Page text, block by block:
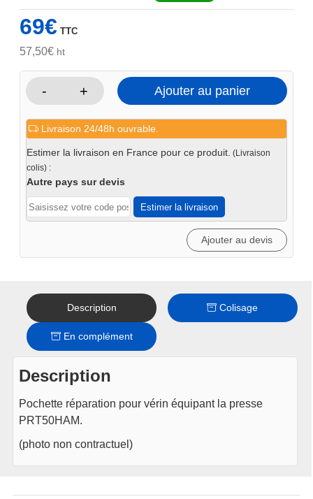
69€ TTC
57,50€ht
-
quantité
Pochette
réparation
presse
PRT50HAM
+ Ajouter au panier
Livraison 24/48h ouvrable.
Estimer la livraison en France pour ce produit. (Livraison
colis) :
Autre pays sur devis
Estimer la livraison
Ajouter au devis
Description Colisage
En complément
Description
Pochette réparation pour vérin équipant la presse
PRT50HAM.
(photo non contractuel)